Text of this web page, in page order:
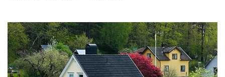
Energiklassning
får
allt
större
betydelse